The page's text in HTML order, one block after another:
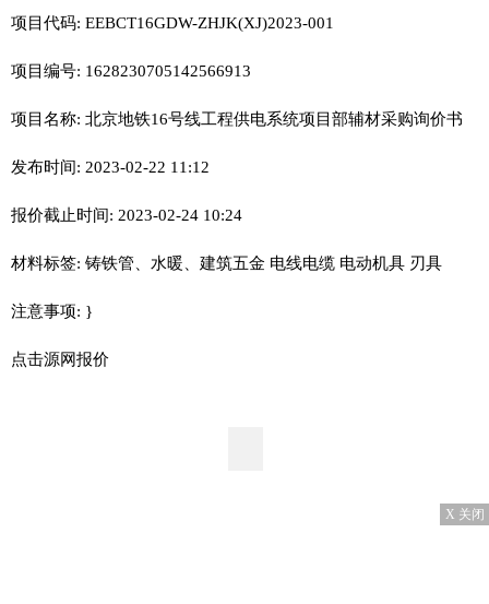
项目代码: EEBCT16GDW-ZHJK(XJ)2023-001
项目编号: 1628230705142566913
项目名称: 北京地铁16号线工程供电系统项目部辅材采购询价书
发布时间: 2023-02-22 11:12
报价截止时间: 2023-02-24 10:24
材料标签: 铸铁管、水暖、建筑五金 电线电缆 电动机具 刃具
注意事项: }
点击源网报价
X 关闭